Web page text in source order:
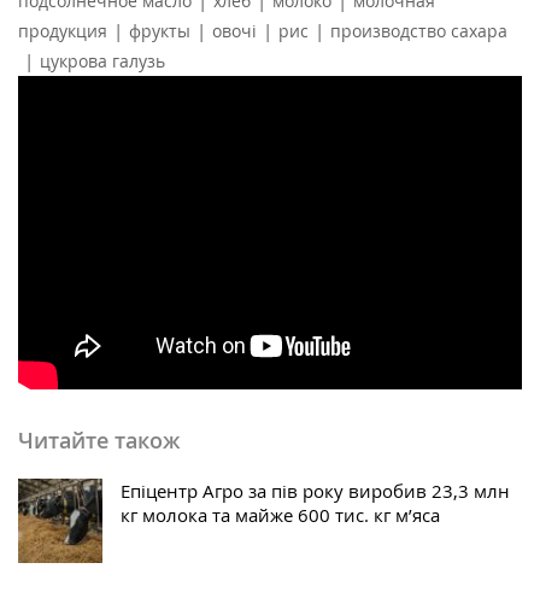
продукция | фрукты | овочі | рис | производство сахара
| цукрова галузь
Читайте також
Епіцентр Агро за пів року виробив 23,3 млн
кг молока та майже 600 тис. кг м’яса